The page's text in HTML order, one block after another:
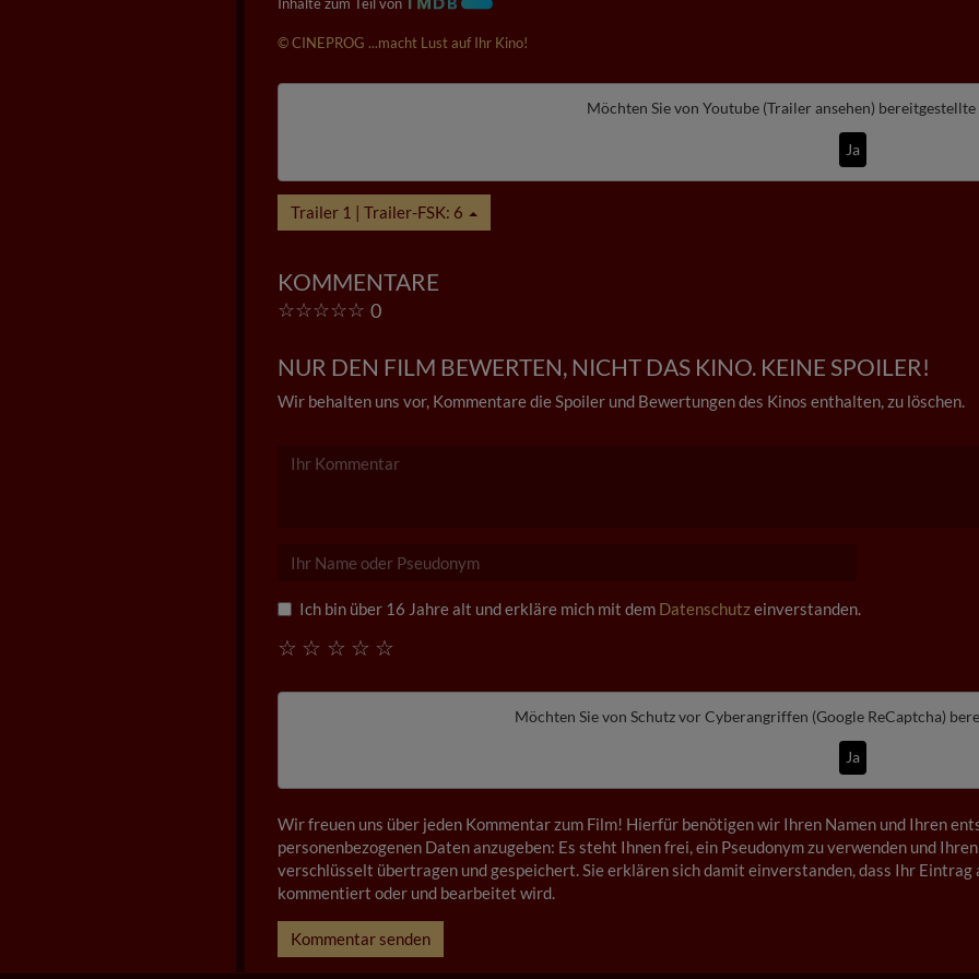
Inhalte zum Teil von
© CINEPROG ...macht Lust auf Ihr Kino!
Möchten Sie von Youtube (Trailer ansehen) bereitgestellte
Ja
Trailer 1 | Trailer-FSK: 6
KOMMENTARE
☆☆☆☆☆ 0
NUR DEN FILM BEWERTEN, NICHT DAS KINO. KEINE SPOILER!
Wir behalten uns vor, Kommentare die Spoiler und Bewertungen des Kinos enthalten, zu löschen.
Ich bin über 16 Jahre alt und erkläre mich mit dem Datenschutzeinverstanden.
☆
☆
☆
☆
☆
Möchten Sie von Schutz vor Cyberangriffen (Google ReCaptcha)
Ja
Wir freuen uns über jeden Kommentar zum Film! Hierfür benötigen wir Ihren Namen und Ihren
personenbezogenen Daten anzugeben: Es steht Ihnen frei, ein Pseudonym zu verwenden und
verschlüsselt übertragen und gespeichert. Sie erklären sich damit einverstanden, dass Ihr
kommentiert oder und bearbeitet wird.
Kommentar senden